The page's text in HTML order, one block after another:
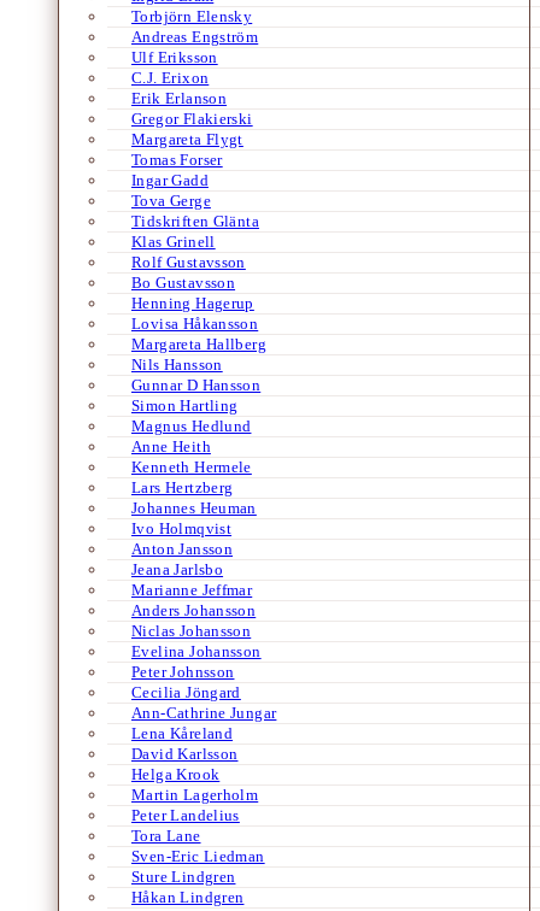
Torbjörn Elensky
Andreas Engström
Ulf Eriksson
C.J. Erixon
Erik Erlanson
Gregor Flakierski
Margareta Flygt
Tomas Forser
Ingar Gadd
Tova Gerge
Tidskriften Glänta
Klas Grinell
Rolf Gustavsson
Bo Gustavsson
Henning Hagerup
Lovisa Håkansson
Margareta Hallberg
Nils Hansson
Gunnar D Hansson
Simon Hartling
Magnus Hedlund
Anne Heith
Kenneth Hermele
Lars Hertzberg
Johannes Heuman
Ivo Holmqvist
Anton Jansson
Jeana Jarlsbo
Marianne Jeffmar
Anders Johansson
Niclas Johansson
Evelina Johansson
Peter Johnsson
Cecilia Jöngard
Ann-Cathrine Jungar
Lena Kåreland
David Karlsson
Helga Krook
Martin Lagerholm
Peter Landelius
Tora Lane
Sven-Eric Liedman
Sture Lindgren
Håkan Lindgren